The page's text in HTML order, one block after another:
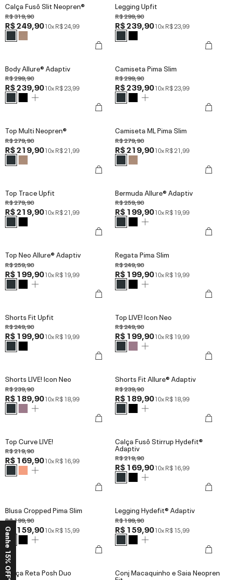
Calça Fusô Slit Neopren®
R$ 319,90
R$ 249,9010xR$ 24,99
Legging Upfit
R$ 299,90
R$ 239,9010xR$ 23,99
Body Allure® Adaptiv
R$ 299,90
R$ 239,9010xR$ 23,99
Camiseta Pima Slim
R$ 299,90
R$ 239,9010xR$ 23,99
Top Multi Neopren®
R$ 279,90
R$ 219,9010xR$ 21,99
Camiseta ML Pima Slim
R$ 279,90
R$ 219,9010xR$ 21,99
Top Trace Upfit
R$ 279,90
R$ 219,9010xR$ 21,99
Bermuda Allure® Adaptiv
R$ 259,90
R$ 199,9010xR$ 19,99
Top Neo Allure® Adaptiv
R$ 259,90
R$ 199,9010xR$ 19,99
Regata Pima Slim
R$ 249,90
R$ 199,9010xR$ 19,99
Shorts Fit Upfit
R$ 249,90
R$ 199,9010xR$ 19,99
Top LIVE! Icon Neo
R$ 249,90
R$ 199,9010xR$ 19,99
Shorts LIVE! Icon Neo
R$ 239,90
R$ 189,9010xR$ 18,99
Shorts Fit Allure® Adaptiv
R$ 239,90
R$ 189,9010xR$ 18,99
Top Curve LIVE!
R$ 219,90
R$ 169,9010xR$ 16,99
Calça Fusô Stirrup Hydefit®
Adaptiv
R$ 219,90
R$ 169,9010xR$ 16,99
Blusa Cropped Pima Slim
R$ 199,90
R$ 159,9010xR$ 15,99
Legging Hydefit® Adaptiv
R$ 199,90
R$ 159,9010xR$ 15,99
Calça Reta Posh Duo Conj Macaquinho e Saia Neopren
Ganhe 15% OFF*